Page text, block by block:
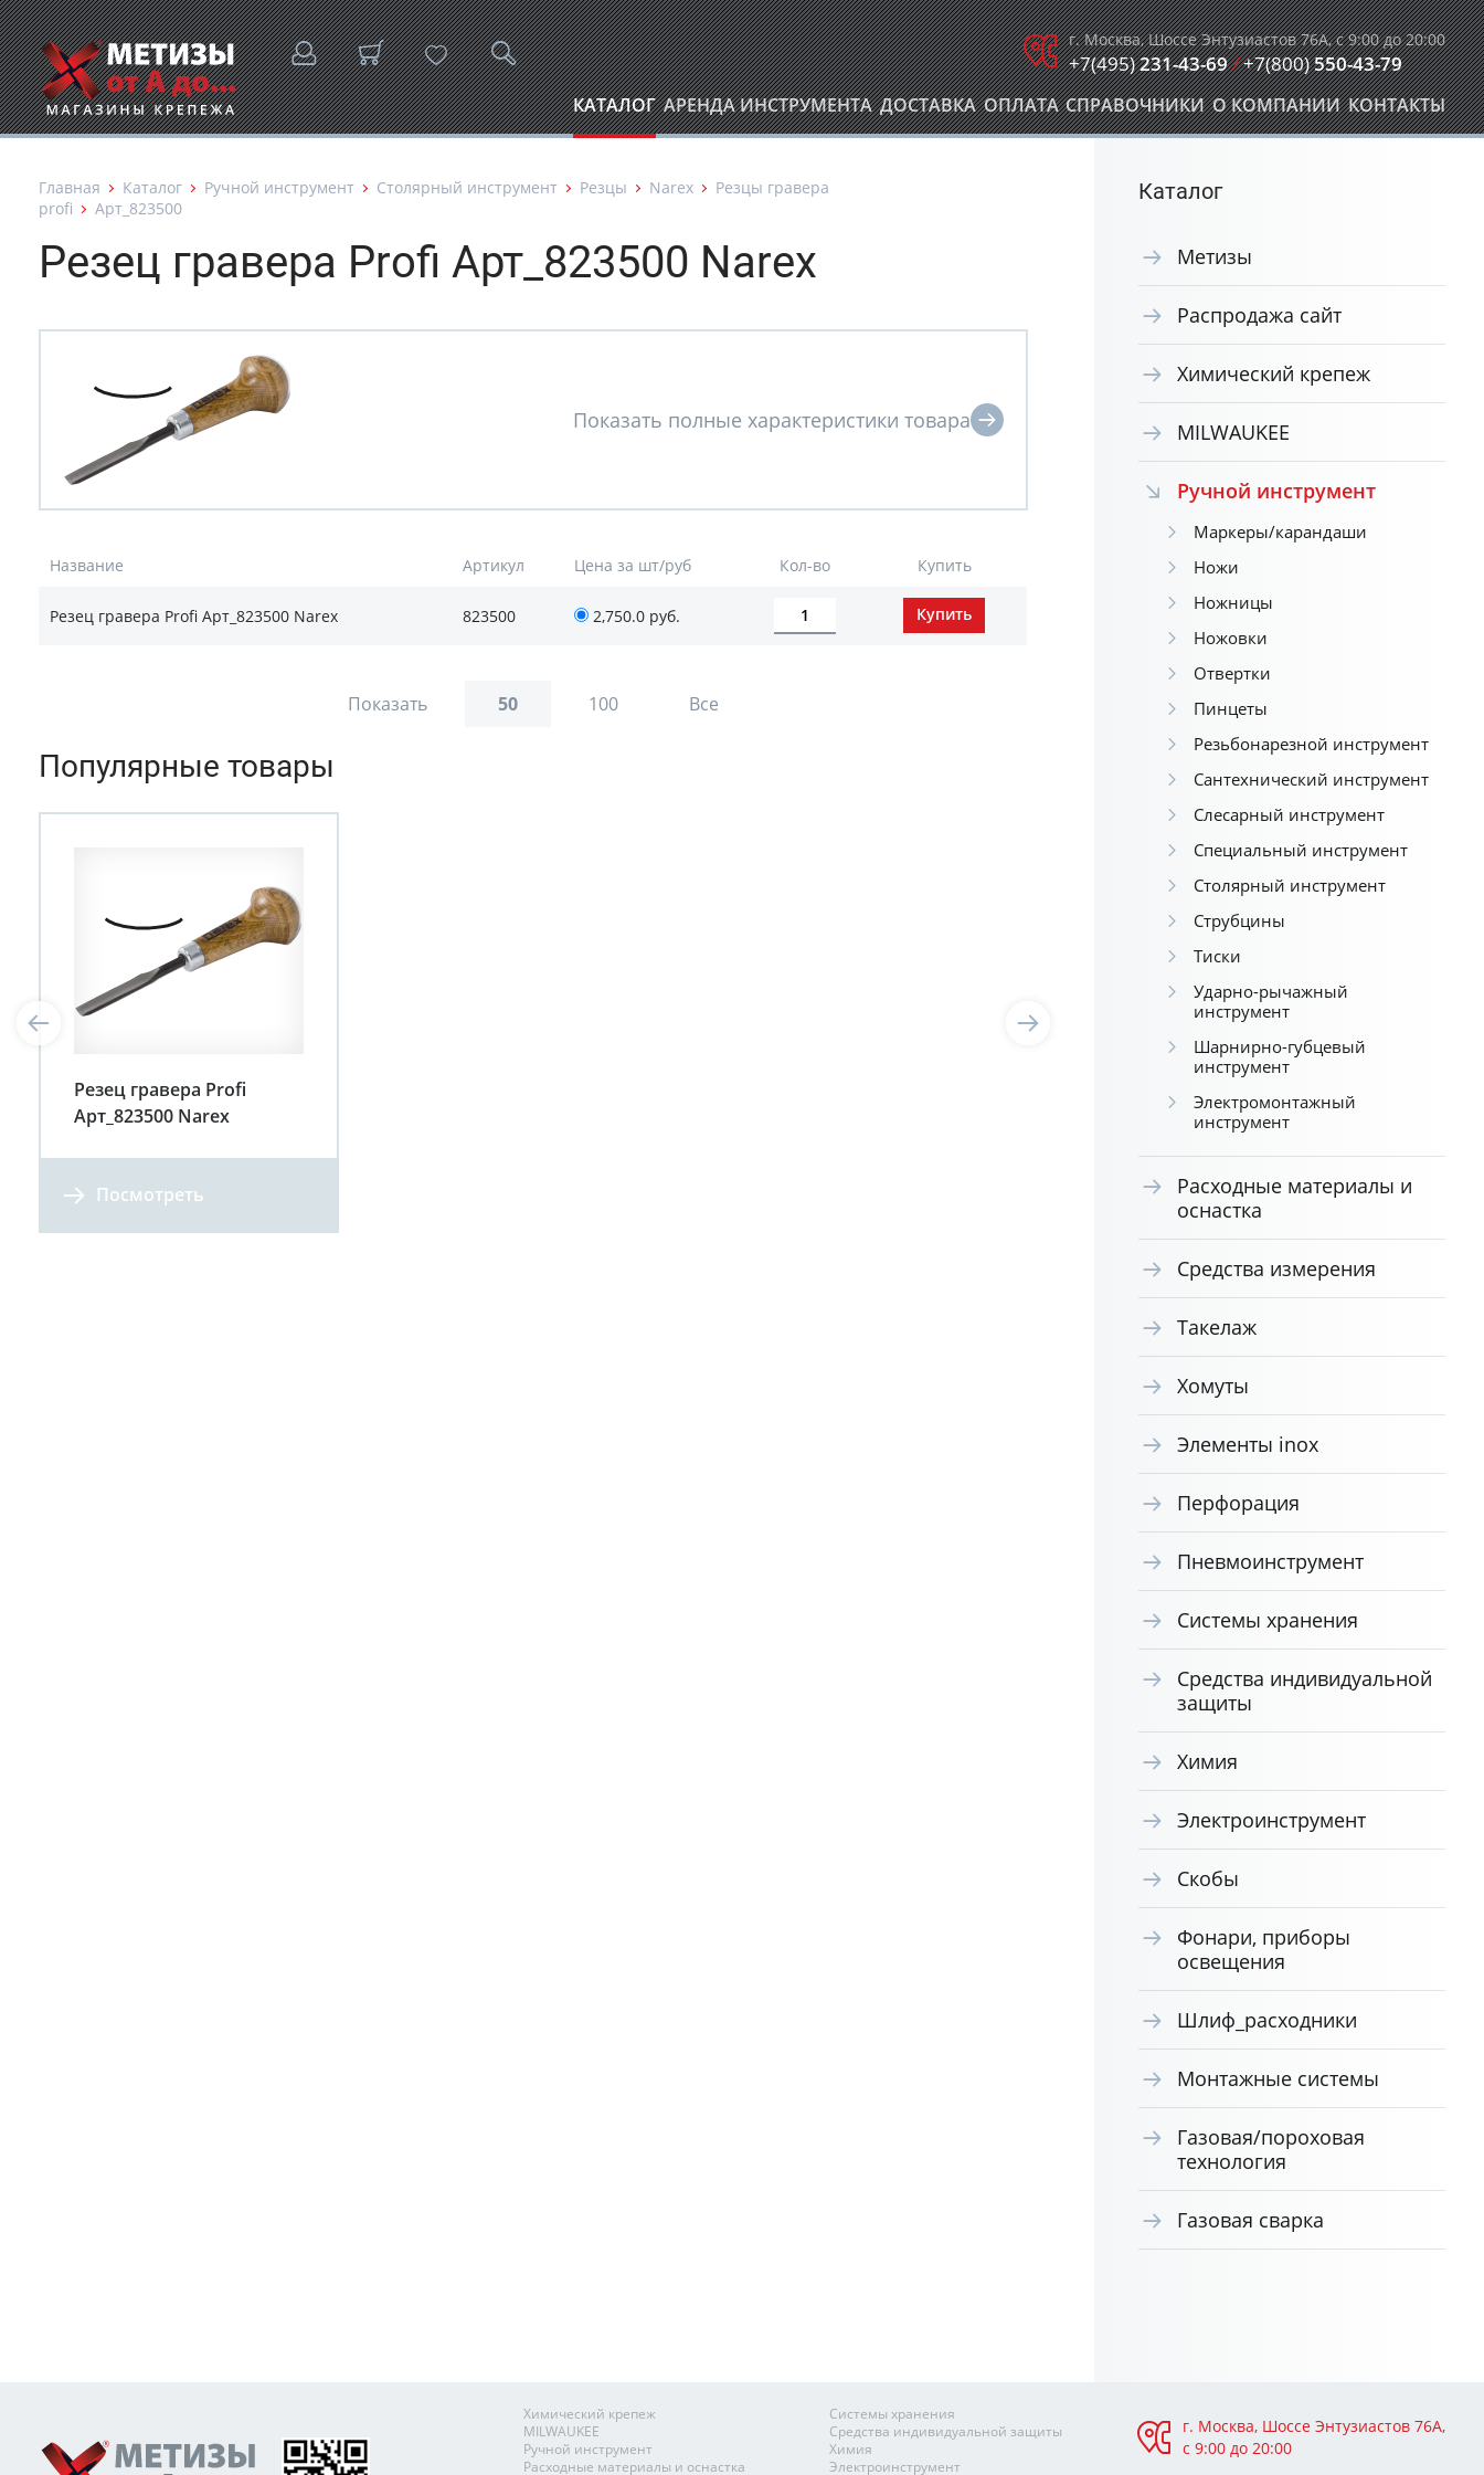
г. Москва, Шоссе Энтузиастов 76А, с 9:00 до 20:00
+7(495)231-43-69/+7(800)550-43-79
КАТАЛОГ АРЕНДА ИНСТРУМЕНТА ДОСТАВКА ОПЛАТА СПРАВОЧНИКИ О КОМПАНИИ КОНТАКТЫ
Главная Каталог Ручной инструмент Столярный инструмент Резцы Narex
Резцы гравера
profi
Арт_823500
Резец гравера Profi Арт_823500 Narex
Название Артикул Цена за шт/руб Кол-во Купить
Резец гравера Profi Арт_823500 Narex 823500 2,750.0 руб.
Показать 50 100 Все
Популярные товары
Резец гравера Profi
Арт_823500 Narex
Посмотреть
Каталог
Метизы
Распродажа сайт
Химический крепеж
MILWAUKEE
Ручной инструмент
Маркеры/карандаши
Ножи
Ножницы
Ножовки
Отвертки
Пинцеты
Резьбонарезной инструмент
Сантехнический инструмент
Слесарный инструмент
Специальный инструмент
Столярный инструмент
Струбцины
Тиски
Ударно-рычажный
инструмент
Шарнирно-губцевый
инструмент
Электромонтажный
инструмент
Расходные материалы и
оснастка
Средства измерения
Такелаж
Хомуты
Элементы inox
Перфорация
Пневмоинструмент
Системы хранения
Средства индивидуальной
защиты
Химия
Электроинструмент
Скобы
Фонари, приборы
освещения
Шлиф_расходники
Монтажные системы
Газовая/пороховая
технология
Газовая сварка
Химический крепеж
MILWAUKEE
Ручной инструмент
Расходные материалы и оснастка
Системы хранения
Средства индивидуальной защиты
Химия
Электроинструмент
г. Москва, Шоссе Энтузиастов 76А,
с 9:00 до 20:00